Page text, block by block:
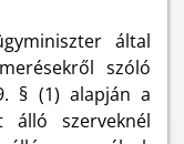
által
szóló
§ (1) alapján a
álló szerveknél